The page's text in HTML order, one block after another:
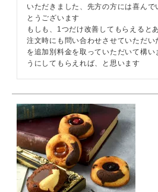
いただきました、先方の方には喜ん
とうございます
もしも、1つだけ改善してもらえると
注文時にも問い合わせさせていただい
を追加別料金を取っていただいて構い
うにしてもらえれば、と思います